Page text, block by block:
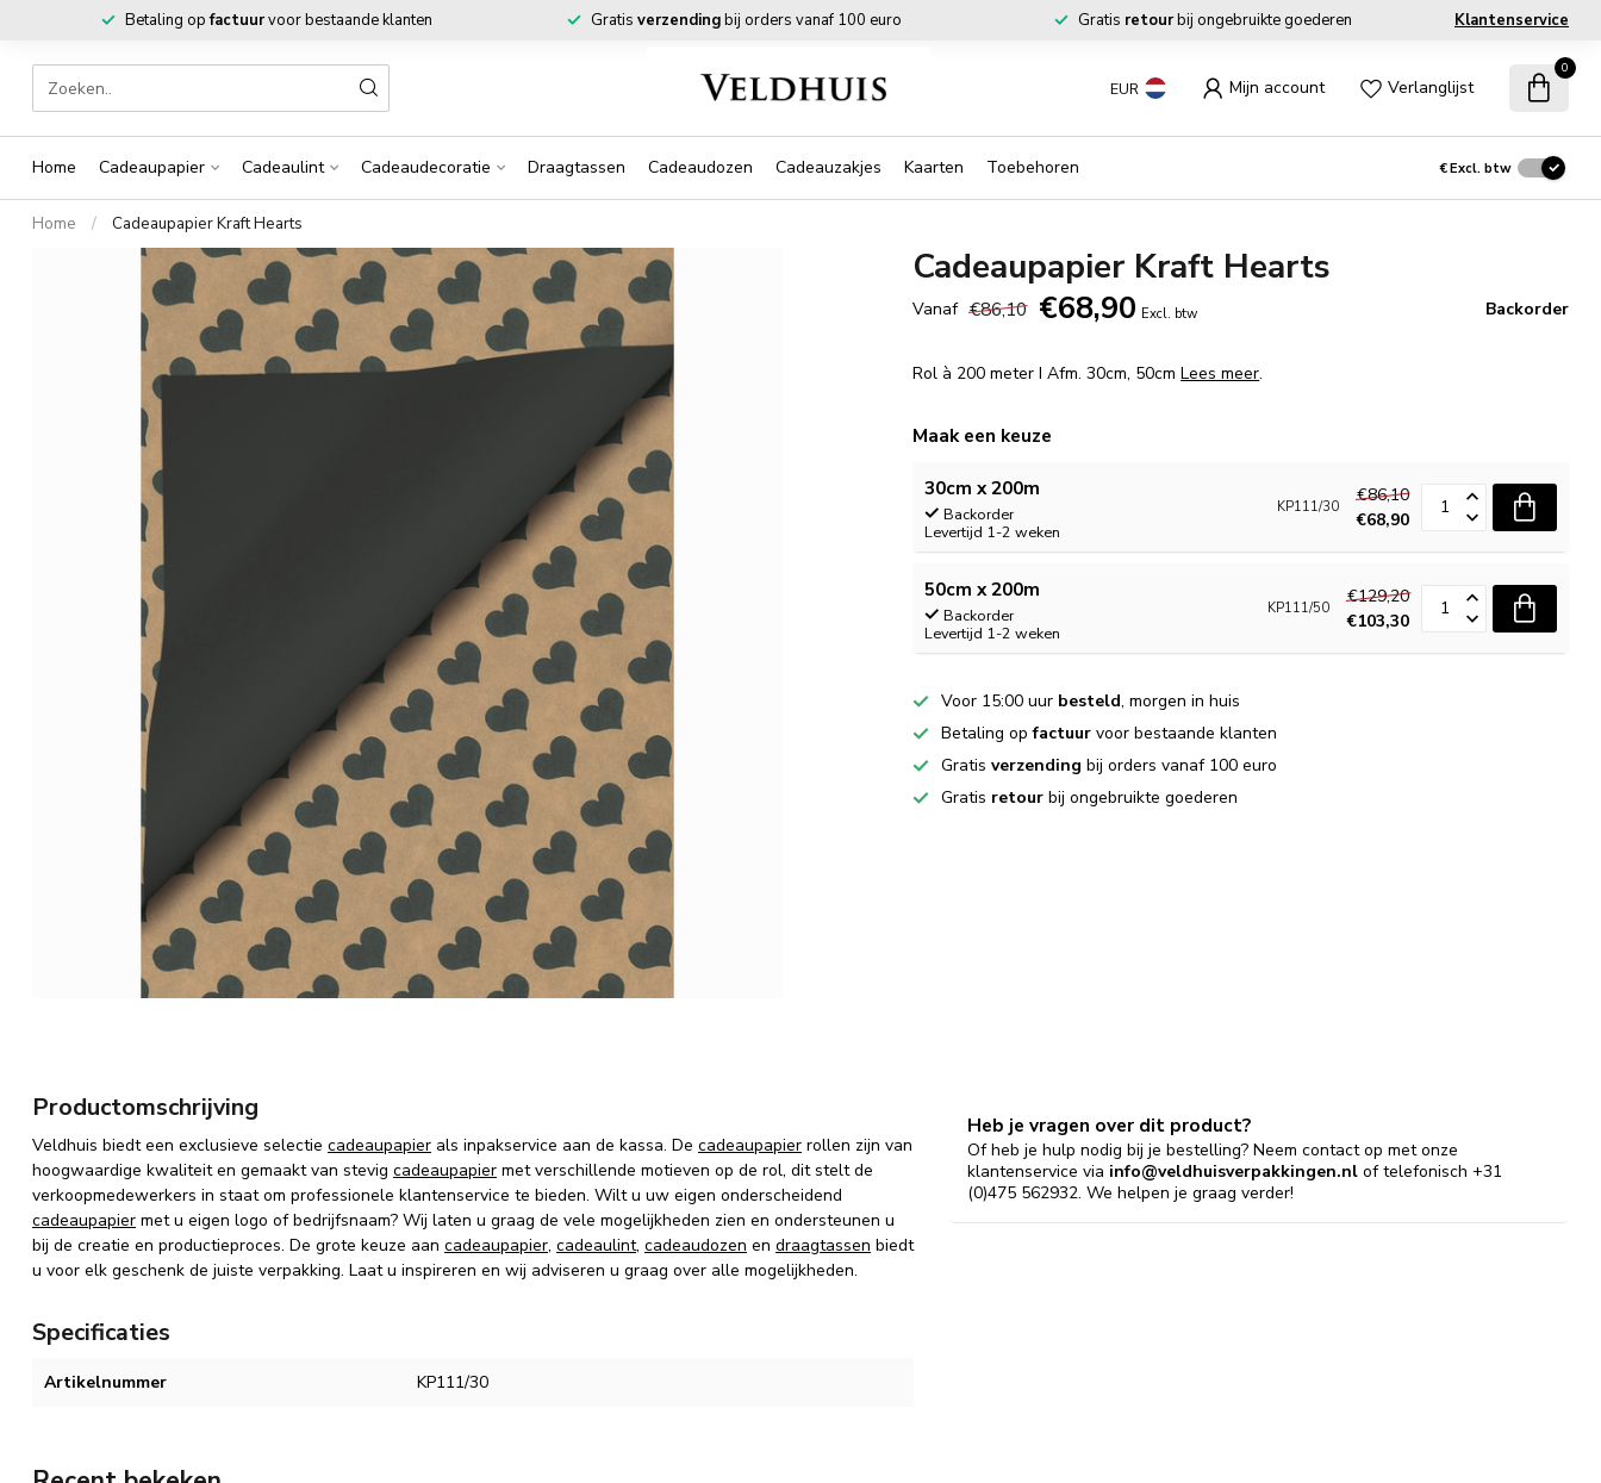
Betaling opfactuurvoor bestaande klanten Gratis verzendingbij orders vanaf 100 euro Gratis retourbij ongebruikte goederen Klantenservice
EUR Mijn account Verlanglijst
0
Home Cadeaupapier Cadeaulint Cadeaudecoratie Draagtassen Cadeaudozen Cadeauzakjes Kaarten Toebehoren €Excl. btw
Home / Cadeaupapier Kraft Hearts
Cadeaupapier Kraft Hearts
Vanaf €86,10 €68,90 Excl. btw Backorder
Rol à 200 meter I Afm. 30cm, 50cmLees meer.
Maak een keuze
30cm x 200m
Backorder
Levertijd 1-2 weken
KP111/30
€86,10
€68,90
50cm x 200m
Backorder
Levertijd 1-2 weken
KP111/50
€129,20
€103,30
Voor 15:00 uur besteld, morgen in huis
Betaling opfactuur voor bestaande klanten
Gratisverzending bij orders vanaf 100 euro
Gratis retour bij ongebruikte goederen
Productomschrijving
Veldhuis biedt een exclusieve selectie cadeaupapier als inpakservice aan de kassa. De cadeaupapier rollen zijn van
hoogwaardige kwaliteit en gemaakt van stevig cadeaupapier met verschillende motieven op de rol, dit stelt de
verkoopmedewerkers in staat om professionele klantenservice te bieden. Wilt u uw eigen onderscheidend
cadeaupapier met u eigen logo of bedrijfsnaam? Wij laten u graag de vele mogelijkheden zien en ondersteunen u
bij de creatie en productieproces. De grote keuze aan cadeaupapier, cadeaulint, cadeaudozen en draagtassen biedt
u voor elk geschenk de juiste verpakking. Laat u inspireren en wij adviseren u graag over alle mogelijkheden.
Specificaties
Artikelnummer KP111/30
Heb je vragen over dit product?
Of heb je hulp nodig bij je bestelling? Neem contact op met onze
klantenservice via info@veldhuisverpakkingen.nl of telefonisch +31
(0)475 562932. We helpen je graag verder!